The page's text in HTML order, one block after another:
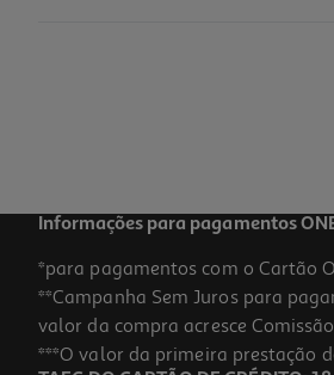
Informações para pagamentos
*para pagamentos com o Cartão
**Campanha Sem Juros para
valor da compra acresce
***O valor da primeira prestação